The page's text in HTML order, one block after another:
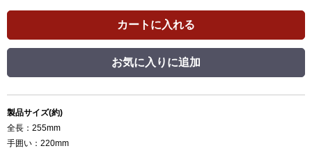
カートに入れる
お気に入りに追加
製品サイズ(約)
全長：255mm
手囲い：220mm